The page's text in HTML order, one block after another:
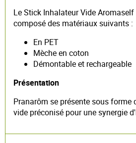
Le Stick Inhalateur Vide
composé des matériaux suivants :
En PET
Mèche en coton
Démontable et rechargeable
Présentation
Pranarôm se présente sous forme
vide préconisé pour une synergie